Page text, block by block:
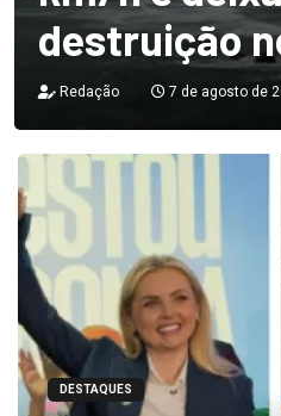
destruição
Redação 7 de agosto de
DESTAQUES